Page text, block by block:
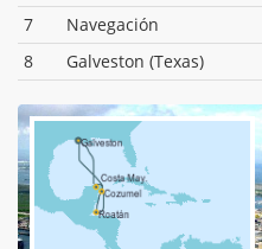
7
Navegación
8
Galveston (Texas)